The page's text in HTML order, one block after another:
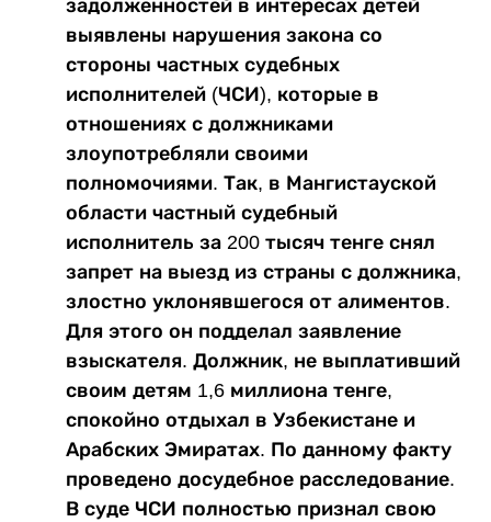
задолженностей в интересах детей
выявлены нарушения закона со
стороны частных судебных
исполнителей (ЧСИ), которые в
отношениях с должниками
злоупотребляли своими
полномочиями. Так, в Мангистауской
области частный судебный
исполнитель за 200 тысяч тенге снял
запрет на выезд из страны с должника,
злостно уклонявшегося от алиментов.
Для этого он подделал заявление
взыскателя. Должник, не выплативший
своим детям 1,6 миллиона тенге,
спокойно отдыхал в Узбекистане и
Арабских Эмиратах. По данному факту
проведено досудебное расследование.
В суде ЧСИ полностью признал свою